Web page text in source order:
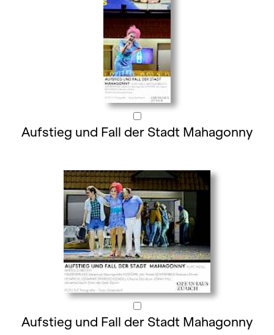
Aufstieg und Fall der Stadt Mahagonny
Aufstieg und Fall der Stadt Mahagonny